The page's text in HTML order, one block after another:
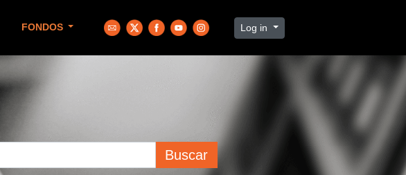
FONDOS Log in
Buscar